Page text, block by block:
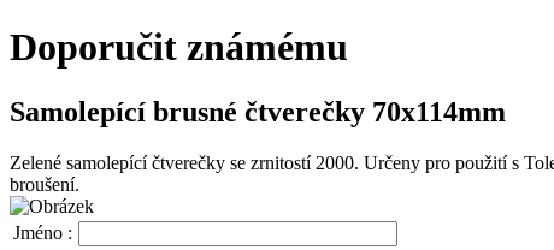
Doporučit známému
Samolepící brusné čtverečky 70x114mm
Zelené samolepící čtverečky se zrnitostí 2000. Určeny pro použití s
broušení.
Jméno :